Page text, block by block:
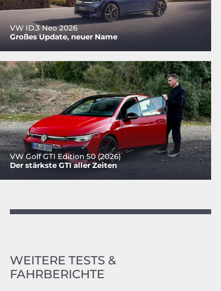
VW ID.3 Neo 2026
Großes Update, neuer Name
VW Golf GTI Edition 50 (2026)
Der stärkste GTI aller Zeiten
WEITERE TESTS &
FAHRBERICHTE